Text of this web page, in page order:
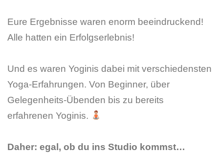
Eure Ergebnisse waren enorm beeindruckend!
Alle hatten ein Erfolgserlebnis!
Und es waren Yoginis dabei mit verschiedensten
Yoga-Erfahrungen. Von Beginner, über
Gelegenheits-Übenden bis zu bereits
erfahrenen Yoginis.
Daher: egal, ob du ins Studio kommst…